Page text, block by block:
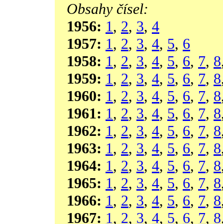
Obsahy čísel:
1956: 1, 2, 3, 4
1957: 1, 2, 3, 4, 5, 6
1958: 1, 2, 3, 4, 5, 6, 7, 8
1959: 1, 2, 3, 4, 5, 6, 7, 8
1960: 1, 2, 3, 4, 5, 6, 7, 8
1961: 1, 2, 3, 4, 5, 6, 7, 8
1962: 1, 2, 3, 4, 5, 6, 7, 8
1963: 1, 2, 3, 4, 5, 6, 7, 8
1964: 1, 2, 3, 4, 5, 6, 7, 8
1965: 1, 2, 3, 4, 5, 6, 7, 8
1966: 1, 2, 3, 4, 5, 6, 7, 8
1967: 1, 2, 3, 4, 5, 6, 7, 8